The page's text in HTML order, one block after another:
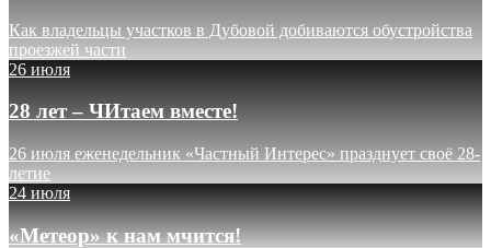
Как владельцы участков в Дубовой добиваются обустройства
проезжей части
26 июля
28 лет – ЧИтаем вместе!
26 июля еженедельник «Частный Интерес» празднует своё 28-
летие
24 июля
«Метеор» к нам мчится!